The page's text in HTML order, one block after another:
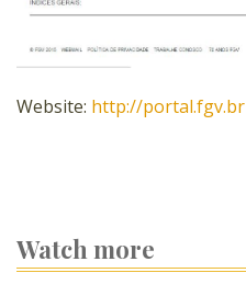
Website: http://portal.fgv.br
Watch more